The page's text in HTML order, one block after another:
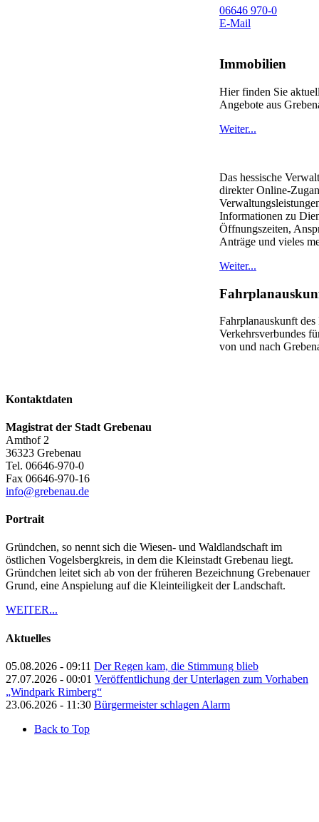
06646 970-0
E-Mail
Immobilien
Hier finden Sie
Angebote aus
Weiter...
Das hessische
direkter Online-
Informationen zu
Öffnungszeiten,
Anträge und vieles
Weiter...
Fahrplanauskunft
Verkehrsverbundes
von und nach
Kontaktdaten
Magistrat der Stadt Grebenau
Amthof 2
36323 Grebenau
Tel. 06646-970-0
Fax 06646-970-16
info@grebenau.de
Portrait
Gründchen, so nennt sich die Wiesen- und Waldlandschaft im
östlichen Vogelsbergkreis, in dem die Kleinstadt Grebenau liegt.
Gründchen leitet sich ab von der früheren Bezeichnung Grebenauer
Grund, eine Anspielung auf die Kleinteiligkeit der Landschaft.
WEITER...
Aktuelles
05.08.2026 - 09:11 Der Regen kam, die Stimmung blieb
27.07.2026 - 00:01 Veröffentlichung der Unterlagen zum Vorhaben
„Windpark Rimberg“
23.06.2026 - 11:30 Bürgermeister schlagen Alarm
Back to Top